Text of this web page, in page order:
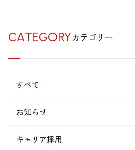
CATEGORYカテゴリー
すべて
お知らせ
キャリア採用